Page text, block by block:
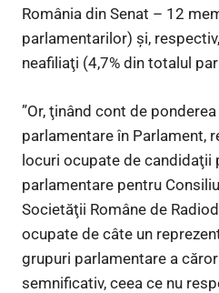
România din Senat – 12
parlamentarilor) şi,
neafiliaţi (4,7% din totalul
”Or, ţinând cont de
parlamentare în Parlament,
locuri ocupate de candidaţii
parlamentare pentru
Societăţii Române de
ocupate de câte un
grupuri parlamentare a
semnificativ, ceea ce nu